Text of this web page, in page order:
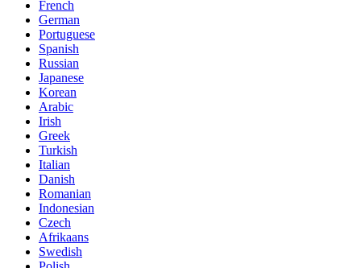
French
German
Portuguese
Spanish
Russian
Japanese
Korean
Arabic
Irish
Greek
Turkish
Italian
Danish
Romanian
Indonesian
Czech
Afrikaans
Swedish